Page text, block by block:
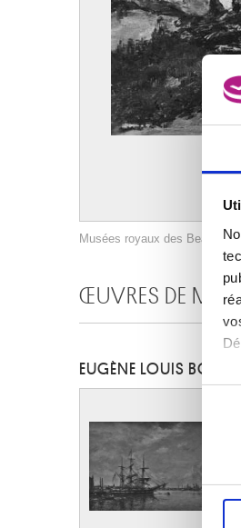
Si
Musées royaux des Beaux-
ŒUVRES DE
EUGÈNE LOUIS BOUDIN